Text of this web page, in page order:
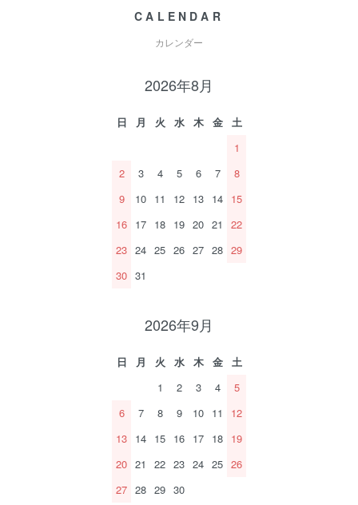
CALENDAR
カレンダー
2026年8月
日 月 火 水 木 金
土
1
2
3 4 5 6 7
8
9
10 11 12 13 14 15
16 17 18 19 20 21
22
23 24 25 26 27 28 29
30 31
2026年9月
日 月 火 水 木 金
土
1
2 3 4
5
6
7 8 9 10 11
12
13 14 15 16 17 18 19
20 21 22 23 24 25 26
27 28 29 30